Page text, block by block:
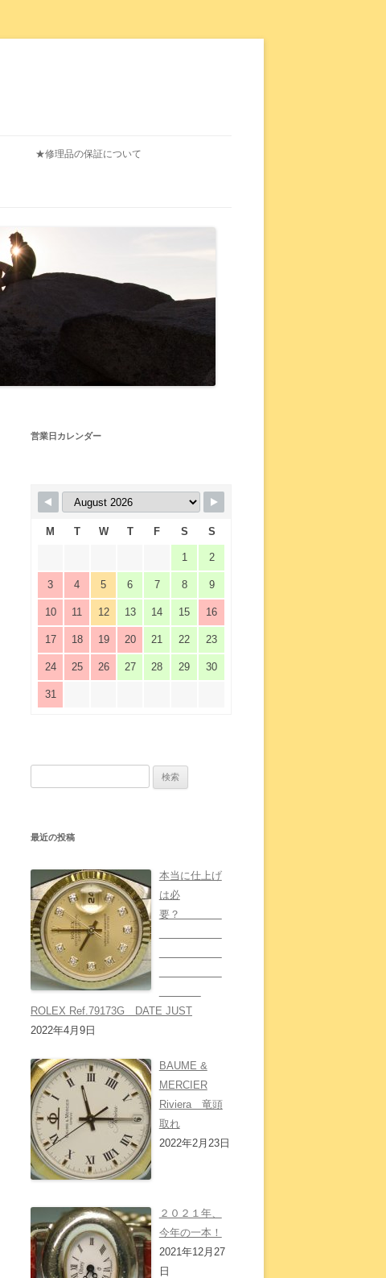
★修理品の保証について
営業日カレンダー
M T W T F S S
1 2
3 4 5 6 7 8 9
10 11 12 13 14 15 16
17 18 19 20 21 22 23
24 25 26 27 28 29 30
31
最近の投稿
本当に仕上げ
は必
要？
ROLEX Ref.79173G DATE JUST
2022年4月9日
BAUME &
MERCIER
Riviera 竜頭
取れ
2022年2月23日
２０２１年、
今年の一本！
2021年12月27
日